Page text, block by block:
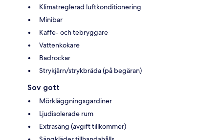
Klimatreglerad luftkonditionering
Minibar
Kaffe- och tebryggare
Vattenkokare
Badrockar
Strykjärn/strykbräda (på begäran)
Sov gott
Mörkläggningsgardiner
Ljudisolerade rum
Extrasäng (avgift tillkommer)